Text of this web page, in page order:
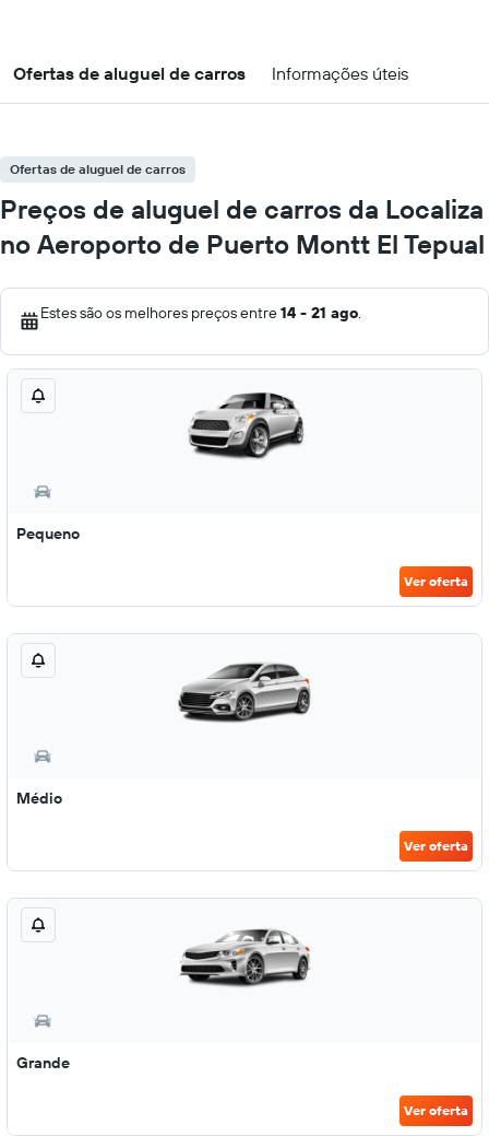
Ofertas de aluguel de carros Informações úteis
Ofertas de aluguel de carros
Preços de aluguel de carros da Localiza
no Aeroporto de Puerto Montt El Tepual
Estes são os melhores preços entre14 - 21 ago.
Pequeno
Ver oferta
Médio
Ver oferta
Grande
Ver oferta